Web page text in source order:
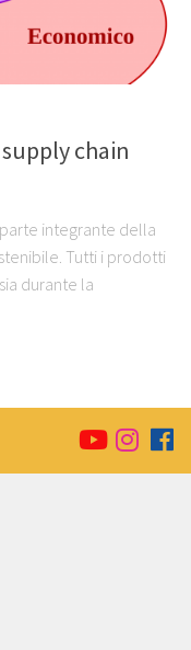
chain
integrante della
Tutti i prodotti
durante la